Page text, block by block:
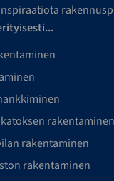
rakentaminen
rakentaminen
rakentaminen